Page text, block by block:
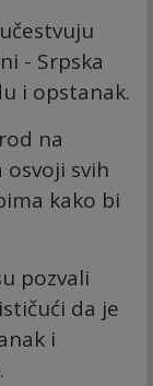
- Srpska
i opstanak.
na
svih
kako bi
pozvali
da je
i